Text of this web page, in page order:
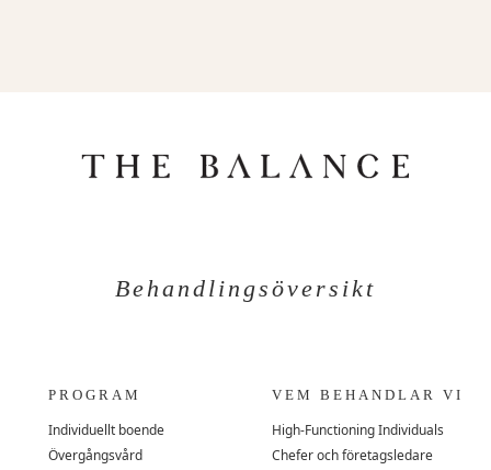
Behandlingsöversikt
PROGRAM
Individuellt boende
Övergångsvård
VEM BEHANDLAR VI
High-Functioning Individuals
Chefer och företagsledare